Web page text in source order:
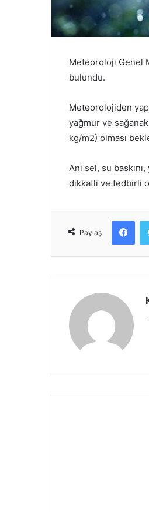
Meteoroloji Genel
bulundu.
Meteorolojiden
yağmur ve
kg/m2) olması
Ani sel, su
dikkatli ve tedbirli
Paylaş